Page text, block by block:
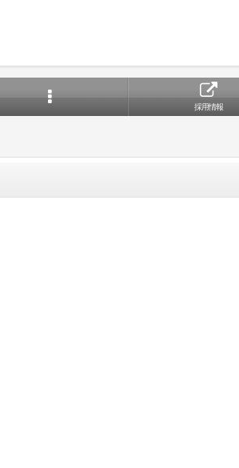
採用情報